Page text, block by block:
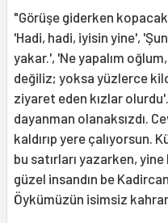
"Görüşe giderken kopacak
'Hadi, hadi, iyisin yine',
yakar.', 'Ne yapalım
değiliz; yoksa yüzlerce
ziyaret eden kızlar
dayanman olanaksızdı.
kaldırıp yere çalıyorsun.
bu satırları yazarken,
güzel insandın be Kadircan.
Öykümüzün isimsiz